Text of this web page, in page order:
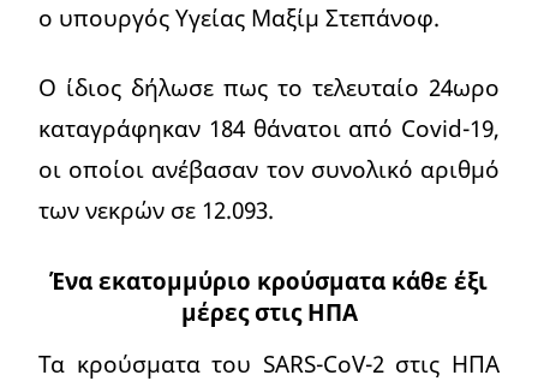
ο υπουργός Υγείας Μαξίμ Στεπάνοφ.
Ο ίδιος δήλωσε πως το τελευταίο 24ωρο
καταγράφηκαν 184 θάνατοι από Covid-19,
οι οποίοι ανέβασαν τον συνολικό αριθμό
των νεκρών σε 12.093.
Ένα εκατομμύριο κρούσματα κάθε έξι
μέρες στις ΗΠΑ
Τα κρούσματα του SARS-CoV-2 στις ΗΠΑ